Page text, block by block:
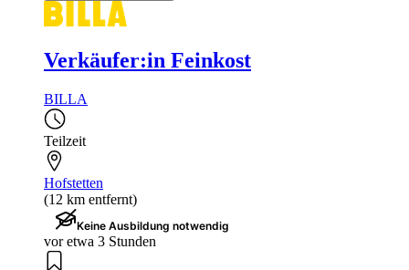
Verkäufer:in Feinkost
BILLA
Teilzeit
Hofstetten
(12 km entfernt)
Keine Ausbildung notwendig
vor etwa 3 Stunden